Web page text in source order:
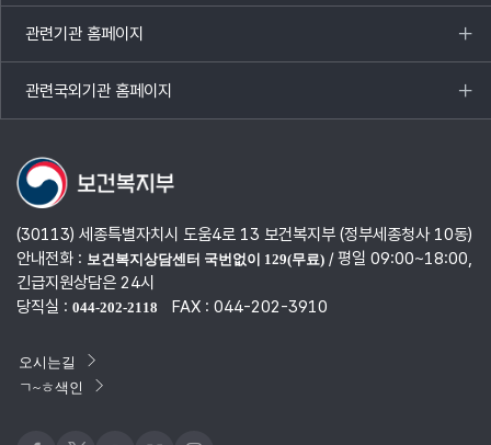
열기
관련기관 홈페이지
목록
열기
관련국외기관 홈페이지
목록
열기
(30113) 세종특별자치시 도움4로 13 보건복지부 (정부세종청사 10동)
안내전화 : 보건복지상담센터 국번없이 129(무료)/ 평일 09:00~18:00,
긴급지원상담은 24시
당직실 : 044-202-2118 FAX : 044-202-3910
오시는길
ㄱ~ㅎ색인